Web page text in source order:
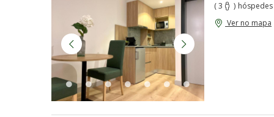
( 3 ) hóspedes
Ver no mapa